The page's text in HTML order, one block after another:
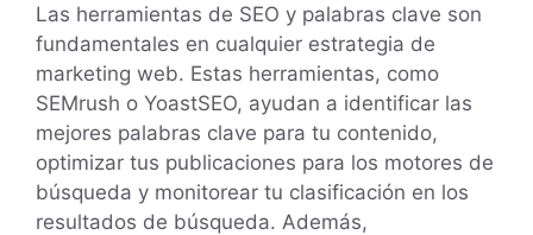
Las herramientas de SEO y palabras clave son
fundamentales en cualquier estrategia de
marketing web. Estas herramientas, como
SEMrush o YoastSEO, ayudan a identificar las
mejores palabras clave para tu contenido,
optimizar tus publicaciones para los motores de
búsqueda y monitorear tu clasificación en los
resultados de búsqueda. Además,